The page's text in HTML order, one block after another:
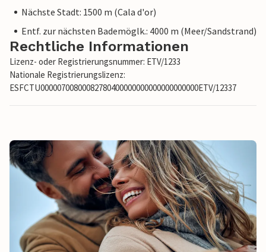
Nächste Stadt: 1500 m (Cala d'or)
Entf. zur nächsten Bademöglk.: 4000 m (Meer/Sandstrand)
Rechtliche Informationen
Lizenz- oder Registrierungsnummer: ETV/1233
Nationale Registrierungslizenz:
ESFCTU00000700800082780400000000000000000000ETV/12337